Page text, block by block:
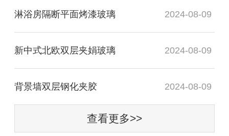
淋浴房隔断平面烤漆玻璃 2024-08-09
新中式北欧双层夹娟玻璃 2024-08-09
背景墙双层钢化夹胶 2024-08-09
查看更多>>